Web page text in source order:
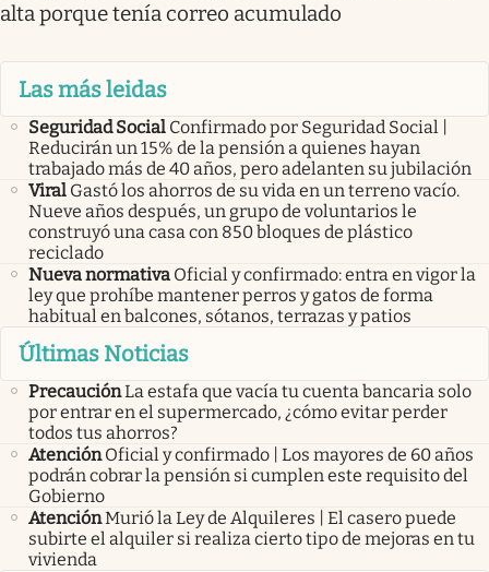
alta porque tenía correo acumulado
Las más leidas
Seguridad Social Confirmado por Seguridad Social |
Reducirán un 15% de la pensión a quienes hayan
trabajado más de 40 años, pero adelanten su jubilación
Viral Gastó los ahorros de su vida en un terreno vacío.
Nueve años después, un grupo de voluntarios le
construyó una casa con 850 bloques de plástico
reciclado
Nueva normativa Oficial y confirmado: entra en vigor la
ley que prohíbe mantener perros y gatos de forma
habitual en balcones, sótanos, terrazas y patios
Últimas Noticias
PrecauciónLa estafa que vacía tu cuenta bancaria solo
por entrar en el supermercado, ¿cómo evitar perder
todos tus ahorros?
Atención Oficial y confirmado | Los mayores de 60 años
podrán cobrar la pensión si cumplen este requisito del
Gobierno
AtenciónMurió la Ley de Alquileres | El casero puede
subirte el alquiler si realiza cierto tipo de mejoras en tu
vivienda